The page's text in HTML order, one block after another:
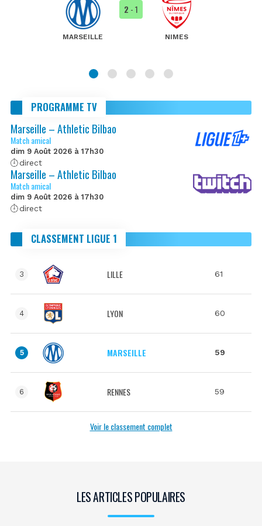
MARSEILLE
2 - 1
NIMES
PROGRAMME TV
Marseille – Athletic Bilbao
Match amical
dim 9 Août 2026 à 17h30
direct
Marseille – Athletic Bilbao
Match amical
dim 9 Août 2026 à 17h30
direct
CLASSEMENT LIGUE 1
3 LILLE 61
4 LYON 60
5 MARSEILLE 59
6 RENNES 59
Voir le classement complet
LES ARTICLES POPULAIRES